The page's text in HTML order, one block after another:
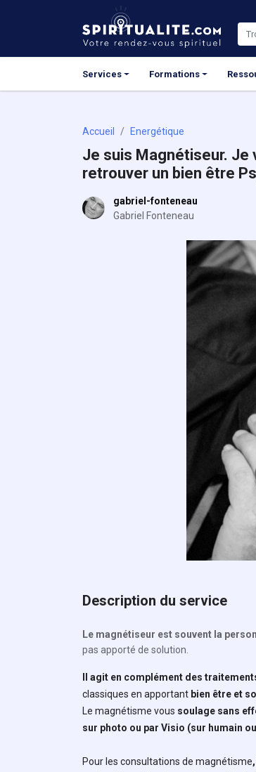
Services Formations
Accueil Energétique
Je suis Magnétiseur. Je
retrouver un bien être
gabriel-fonteneau
Gabriel Fonteneau
Description du service
Le magnétiseur est souvent la pe
pas apporté de solution.
Il agit en complément des
classiques en apportant bien être et
Le magnétisme vous soulage sans
sur photo ou par Visio (sur humain
Pour les consultations de magnétisme
Panneau de gestion des cookies